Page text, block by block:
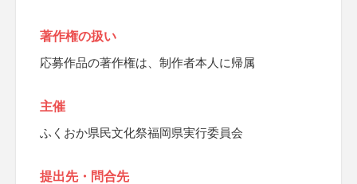
著作権の扱い
応募作品の著作権は、制作者本人に帰属
主催
ふくおか県民文化祭福岡県実行委員会
提出先・問合先